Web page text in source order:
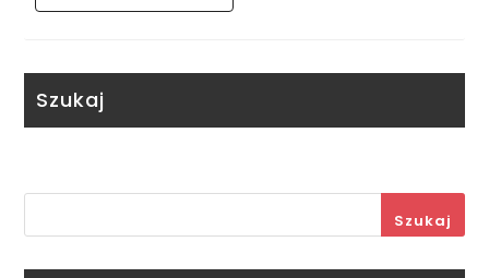
Szukaj
Szukaj